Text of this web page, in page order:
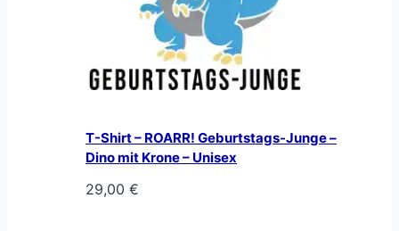
T-Shirt – ROARR! Geburtstags-Junge –
Dino mit Krone – Unisex
29,00 €